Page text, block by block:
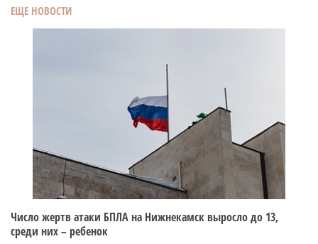
ЕЩЕ НОВОСТИ
Число жертв атаки БПЛА на Нижнекамск выросло до 13,
среди них – ребенок